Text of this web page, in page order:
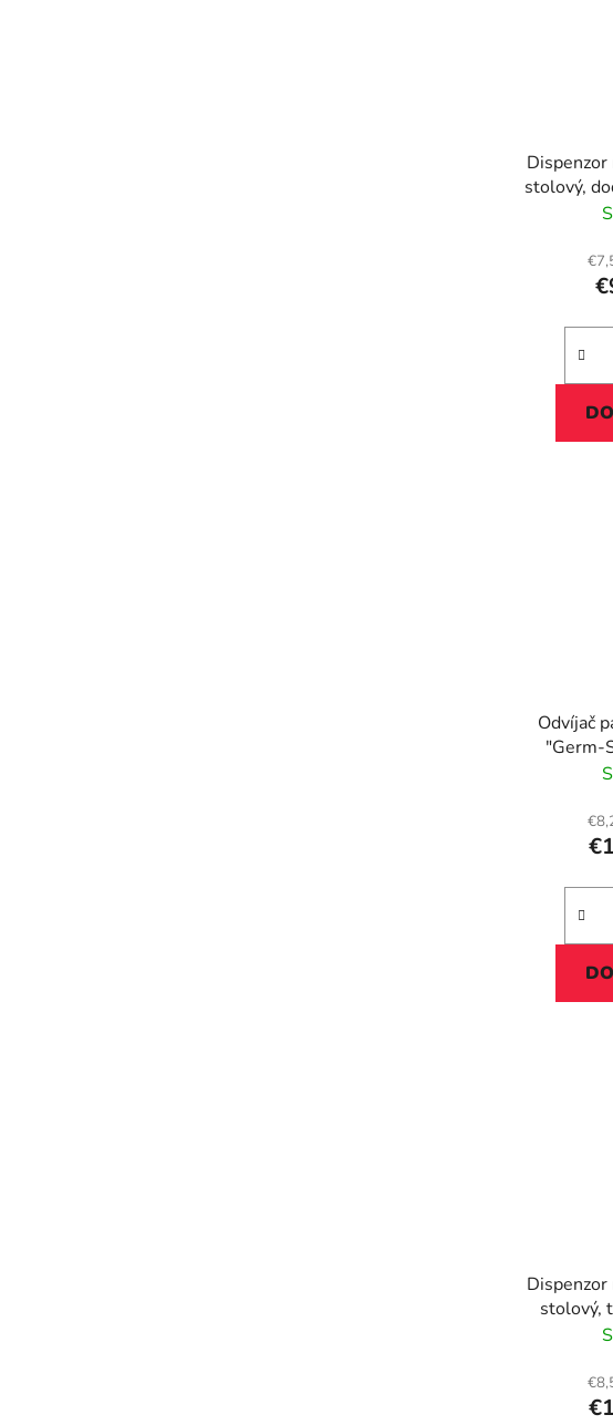
Dispenzor
stolový,
páskou,
Odvíjač
"Germ-
Dispenzor
stolový,